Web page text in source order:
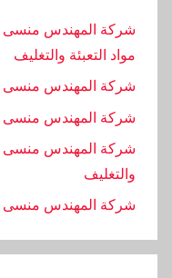
شركة المهندس منسى
مواد التعبئة والتغليف
شركة المهندس منسى
شركة المهندس منسى
شركة المهندس منسى
والتغليف
‏شركة المهندس منسى